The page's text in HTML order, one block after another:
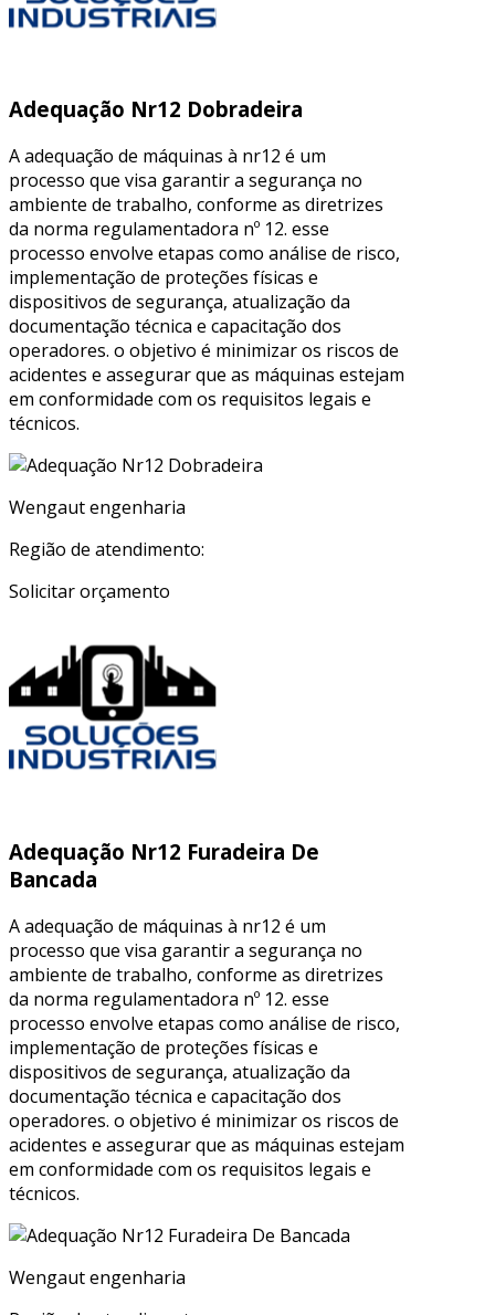
Adequação Nr12 Dobradeira
A adequação de máquinas à nr12 é um
processo que visa garantir a segurança no
ambiente de trabalho, conforme as diretrizes
da norma regulamentadora nº 12. esse
processo envolve etapas como análise de risco,
implementação de proteções físicas e
dispositivos de segurança, atualização da
documentação técnica e capacitação dos
operadores. o objetivo é minimizar os riscos de
acidentes e assegurar que as máquinas estejam
em conformidade com os requisitos legais e
técnicos.
Wengaut engenharia
Região de atendimento:
Solicitar orçamento
Adequação Nr12 Furadeira De
Bancada
A adequação de máquinas à nr12 é um
processo que visa garantir a segurança no
ambiente de trabalho, conforme as diretrizes
da norma regulamentadora nº 12. esse
processo envolve etapas como análise de risco,
implementação de proteções físicas e
dispositivos de segurança, atualização da
documentação técnica e capacitação dos
operadores. o objetivo é minimizar os riscos de
acidentes e assegurar que as máquinas estejam
em conformidade com os requisitos legais e
técnicos.
Wengaut engenharia